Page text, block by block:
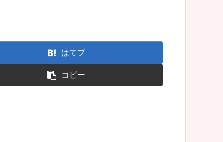
はてブ
コピー